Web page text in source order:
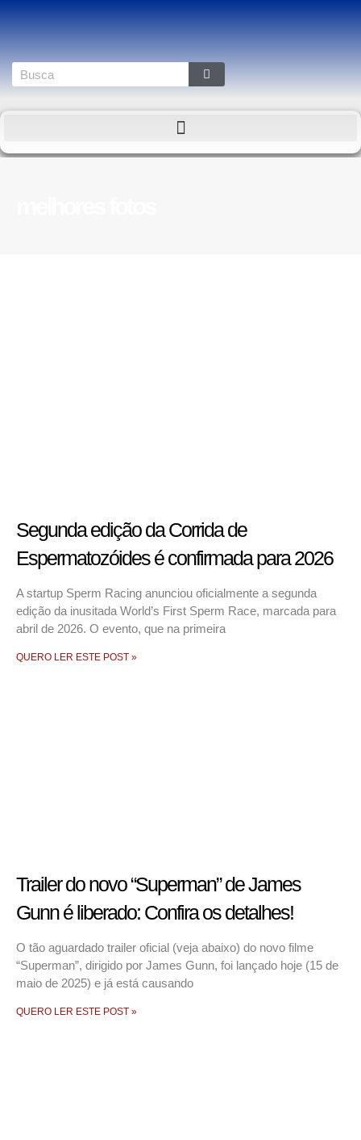
Segunda edição da Corrida de
Espermatozóides é confirmada para 2026
A startup Sperm Racing anunciou oficialmente a segunda
edição da inusitada World’s First Sperm Race, marcada para
abril de 2026. O evento, que na primeira
QUERO LER ESTE POST »
Trailer do novo “Superman” de James
Gunn é liberado: Confira os detalhes!
O tão aguardado trailer oficial (veja abaixo) do novo filme
“Superman”, dirigido por James Gunn, foi lançado hoje (15 de
maio de 2025) e já está causando
QUERO LER ESTE POST »